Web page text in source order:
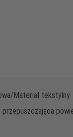
Materiał tekstylny